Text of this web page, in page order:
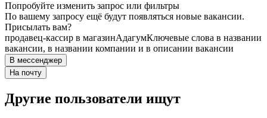
Попробуйте изменить запрос или фильтры
По вашему запросу ещё будут появляться новые вакансии.
Присылать вам?
продавец-кассир в магазинАдагумКлючевые слова в названии
вакансии, в названии компании и в описании вакансии
В мессенджер
На почту
Другие пользователи ищут